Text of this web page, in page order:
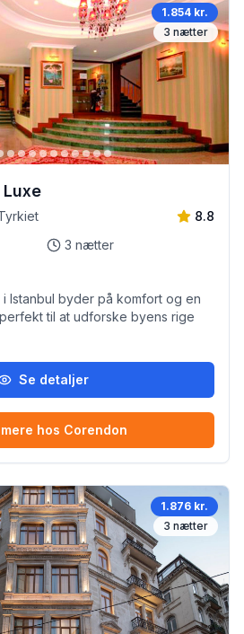
1.854 kr.
3 nætter
Luxe
8.8
3 nætter
i Istanbul byder på komfort og en
til at udforske byens rige
Se detaljer
hos Corendon
1.876 kr.
3 nætter